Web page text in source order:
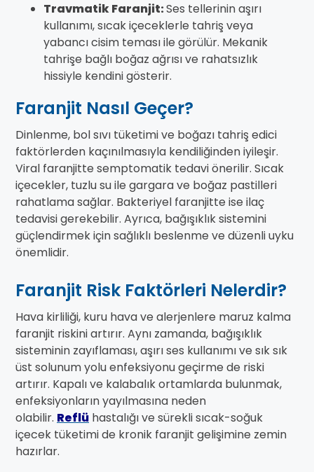
Travmatik Faranjit:Ses tellerinin aşırı
kullanımı, sıcak içeceklerle tahriş veya
yabancı cisim teması ile görülür. Mekanik
tahrişe bağlı boğaz ağrısı ve rahatsızlık
hissiyle kendini gösterir.
Faranjit Nasıl Geçer?
Dinlenme, bol sıvı tüketimi ve boğazı tahriş edici
faktörlerden kaçınılmasıyla kendiliğinden iyileşir.
Viral faranjitte semptomatik tedavi önerilir. Sıcak
içecekler, tuzlu su ile gargara ve boğaz pastilleri
rahatlama sağlar. Bakteriyel faranjitte ise ilaç
tedavisi gerekebilir. Ayrıca, bağışıklık sistemini
güçlendirmek için sağlıklı beslenme ve düzenli uyku
önemlidir.
Faranjit Risk Faktörleri Nelerdir?
Hava kirliliği, kuru hava ve alerjenlere maruz kalma
faranjit riskini artırır. Aynı zamanda, bağışıklık
sisteminin zayıflaması, aşırı ses kullanımı ve sık sık
üst solunum yolu enfeksiyonu geçirme de riski
artırır. Kapalı ve kalabalık ortamlarda bulunmak,
enfeksiyonların yayılmasına neden
olabilir. Reflü hastalığı ve sürekli sıcak-soğuk
içecek tüketimi de kronik faranjit gelişimine zemin
hazırlar.